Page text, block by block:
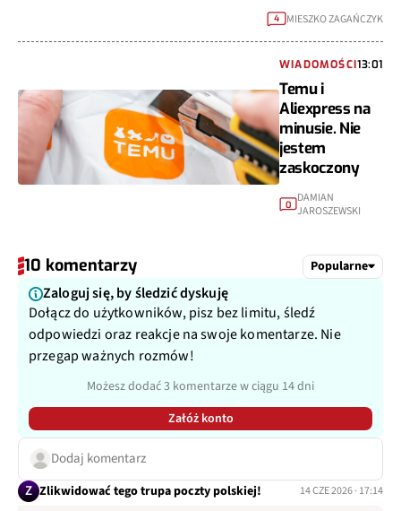
4 MIESZKO ZAGAŃCZYK
WIADOMOŚCI13:01
Temu i
Aliexpress na
minusie. Nie
jestem
zaskoczony
0
DAMIAN
JAROSZEWSKI
10 komentarzy Popularne
Zaloguj się, by śledzić dyskuję
Dołącz do użytkowników, pisz bez limitu, śledź
odpowiedzi oraz reakcje na swoje komentarze. Nie
przegap ważnych rozmów!
Możesz dodać 3 komentarze w ciągu 14 dni
Załóż konto
Dodaj komentarz
Z Zlikwidować tego trupa poczty polskiej! 14 CZE 2026 · 17:14